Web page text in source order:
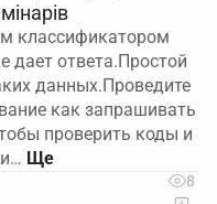
классификатором
дает ответа.Простой
данных.Проведите
как запрашивать
проверить коды и
8